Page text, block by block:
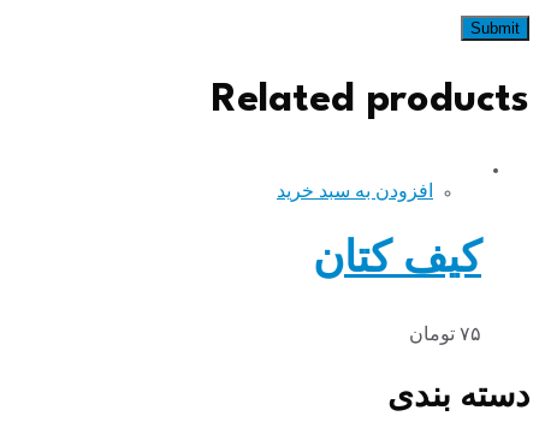
Related products
افزودن به سبد خرید
کیف کتان
۷۵ تومان
دسته بندی